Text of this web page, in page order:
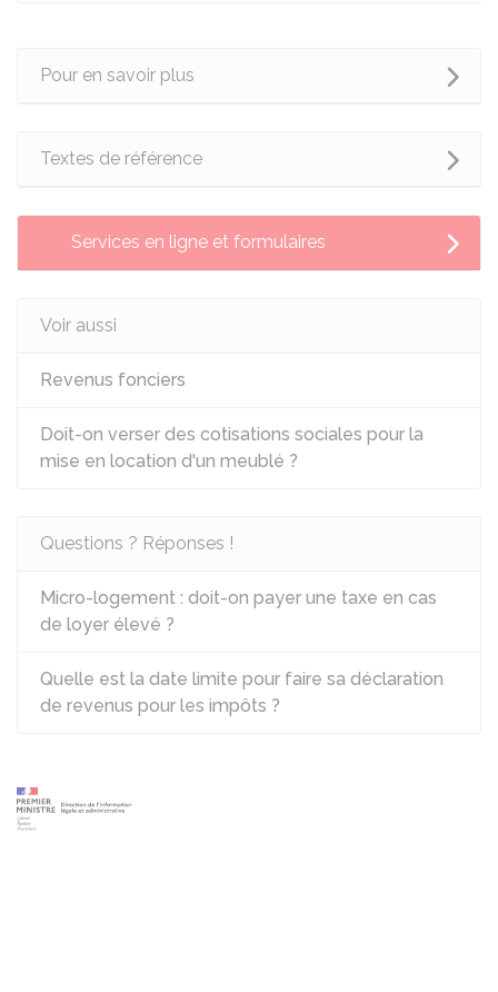
Pour en savoir plus
Textes de référence
Services en ligne et formulaires
Voir aussi
Revenus fonciers
Doit-on verser des cotisations sociales pour la
mise en location d'un meublé ?
Questions ? Réponses !
Micro-logement : doit-on payer une taxe en cas
de loyer élevé ?
Quelle est la date limite pour faire sa déclaration
de revenus pour les impôts ?